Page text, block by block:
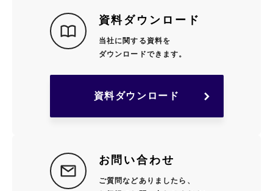
資料ダウンロード
当社に関する資料を
ダウンロードできます。
資料ダウンロード
お問い合わせ
ご質問などありましたら、